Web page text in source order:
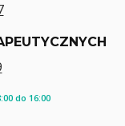
do 16:00